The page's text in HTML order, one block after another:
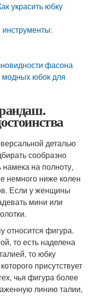
украсить юбку
фасона
юбок для
деталью
сообразно
намека на полноту,
немного ниже колен
Если у женщины
мини или
относится фигура.
то есть наделена
то юбку
присутствует
чья фигура более
линию талии,